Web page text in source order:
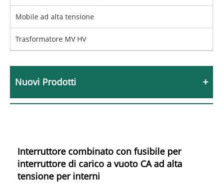
Mobile ad alta tensione
Trasformatore MV HV
Nuovi Prodotti
Interruttore combinato con fusibile per
interruttore di carico a vuoto CA ad alta
tensione per interni